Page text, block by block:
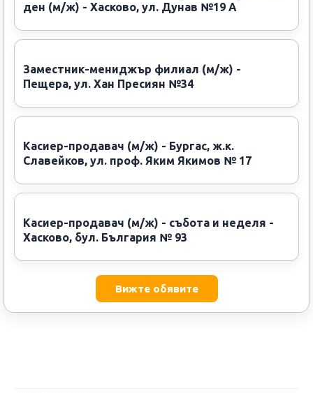
ден (м/ж) - Хасково, ул. Дунав №19 А
Заместник-мениджър филиал (м/ж) -
Пещера, ул. Хан Пресиян №34
Касиер-продавач (м/ж) - Бургас, ж.к.
Славейков, ул. проф. Яким Якимов № 17
Касиер-продавач (м/ж) - събота и неделя -
Хасково, бул. България № 93
Вижте обявите